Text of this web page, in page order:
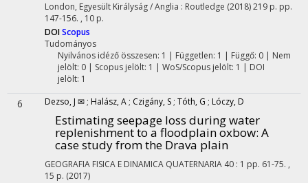
London, Egyesült Királyság / Anglia : Routledge (2018)219 p. pp.
147-156. , 10 p.
DOIScopus
Tudományos
Nyilvános idéző összesen: 1 | Független: 1 | Függő: 0 | Nem
jelölt: 0 | Scopus jelölt: 1 | WoS/Scopus jelölt: 1 | DOI
jelölt: 1
6 Dezso, J ✉ ; Halász, A ; Czigány, S ; Tóth, G ; Lóczy, D
Estimating seepage loss during water
replenishment to a floodplain oxbow: A
case study from the Drava plain
GEOGRAFIA FISICA E DINAMICA QUATERNARIA 40 : 1 pp. 61-75. ,
15 p. (2017)